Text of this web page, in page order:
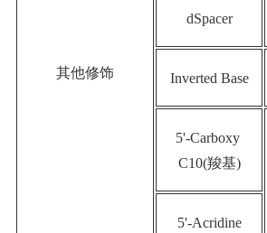
其他修饰
dSpacer
Inverted Base
5'-Carboxy
C10(羧基)
5'-Acridine